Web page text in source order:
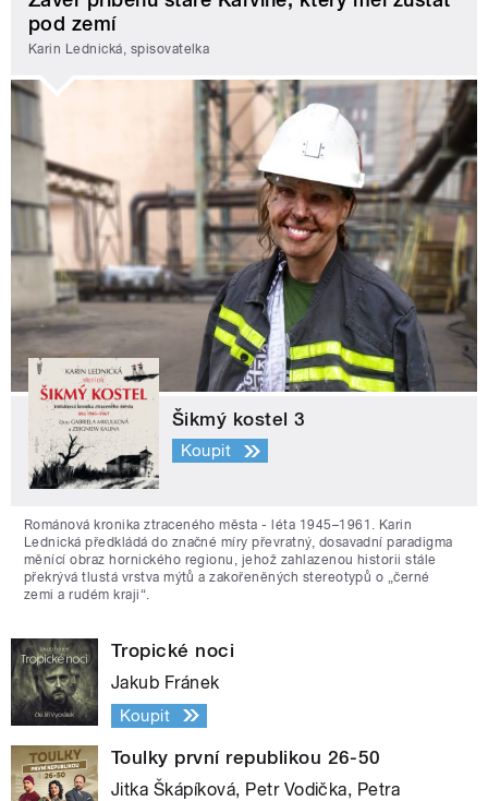
pod zemí
Karin Lednická, spisovatelka
Šikmý kostel 3
Koupit
Románová kronika ztraceného města - léta 1945–1961. Karin
Lednická předkládá do značné míry převratný, dosavadní paradigma
měnící obraz hornického regionu, jehož zahlazenou historii stále
překrývá tlustá vrstva mýtů a zakořeněných stereotypů o „černé
zemi a rudém kraji“.
Tropické noci
Jakub Fránek
Koupit
Toulky první republikou 26-50
Jitka Škápíková, Petr Vodička, Petra